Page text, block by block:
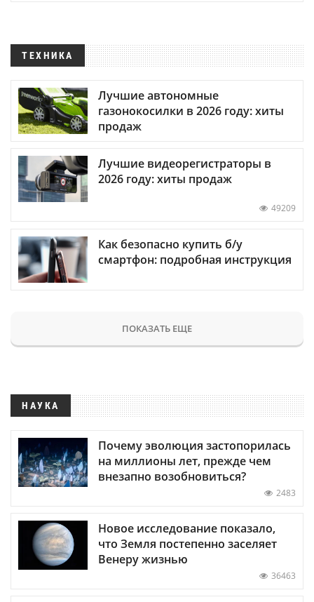
ТЕХНИКА
Лучшие автономные
газонокосилки в 2026 году: хиты
продаж
Лучшие видеорегистраторы в
2026 году: хиты продаж
49209
Как безопасно купить б/у
смартфон: подробная инструкция
ПОКАЗАТЬ ЕЩЕ
НАУКА
Почему эволюция застопорилась
на миллионы лет, прежде чем
внезапно возобновиться?
2483
Новое исследование показало,
что Земля постепенно заселяет
Венеру жизнью
36463